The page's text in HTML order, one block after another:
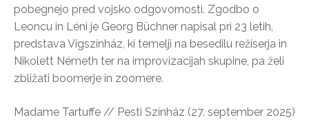
pobegnejo pred vojsko odgovornosti. Zgodbo o
Leoncu in Léni je Georg Büchner napisal pri 23 letih,
predstava Vígszínház, ki temelji na besedilu režiserja in
Nikolett Németh ter na improvizacijah skupine, pa želi
zbližati boomerje in zoomere.
Madame Tartuffe // Pesti Színház (27. september 2025)